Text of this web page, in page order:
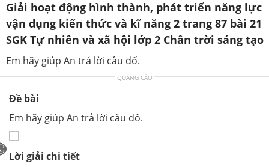
Giải hoạt động hình thành, phát triển năng lực
vận dụng kiến thức và kĩ năng 2 trang 87 bài 21
SGK Tự nhiên và xã hội lớp 2 Chân trời sáng tạo
Em hãy giúp An trả lời câu đố.
QUẢNG CÁO
Đề bài
Em hãy giúp An trả lời câu đố.
Lời giải chi tiết